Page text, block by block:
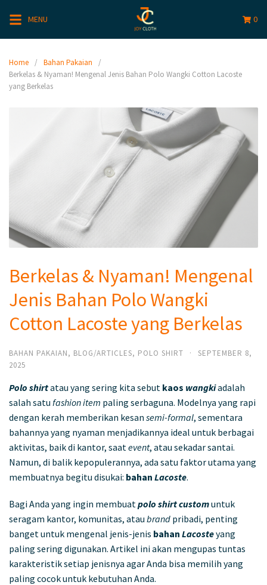
MENU 0
Home
Bahan Pakaian
Berkelas & Nyaman! Mengenal Jenis Bahan Polo Wangki Cotton Lacoste
yang Berkelas
Berkelas & Nyaman! Mengenal
Jenis Bahan Polo Wangki
Cotton Lacoste yang Berkelas
BAHAN PAKAIAN, BLOG/ARTICLES, POLO SHIRT ·
SEPTEMBER 8,
2025
Polo shirtatau yang sering kita sebut kaos wangkiadalah
salah satu fashion item paling serbaguna. Modelnya yang rapi
dengan kerah memberikan kesan semi-formal, sementara
bahannya yang nyaman menjadikannya ideal untuk berbagai
aktivitas, baik di kantor, saat event, atau sekadar santai.
Namun, di balik kepopulerannya, ada satu faktor utama yang
membuatnya begitu disukai: bahan Lacoste.
Bagi Anda yang ingin membuat polo shirt customuntuk
seragam kantor, komunitas, atau brand pribadi, penting
banget untuk mengenal jenis-jenis bahan Lacosteyang
paling sering digunakan. Artikel ini akan mengupas tuntas
karakteristik setiap jenisnya agar Anda bisa memilih yang
paling cocok untuk kebutuhan Anda.